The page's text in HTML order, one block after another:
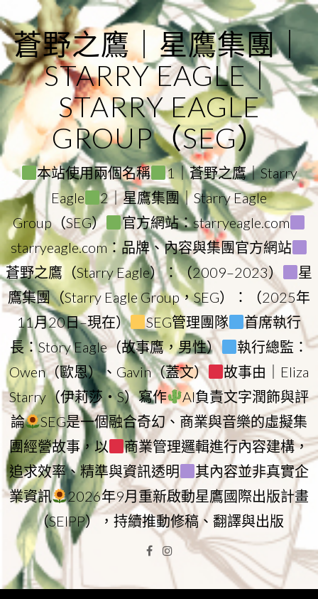
to
content
蒼野之鷹｜星鷹集團｜
STARRY EAGLE｜
STARRY EAGLE
GROUP（SEG）
本站使用兩個名稱
1｜蒼野之鷹｜Starry
Eagle
2｜星鷹集團｜Starry Eagle
Group（SEG）
官方網站：starryeagle.com
starryeagle.com：品牌、內容與集團官方網站
蒼野之鷹（Starry Eagle）：（2009–2023）
星
鷹集團（Starry Eagle Group，SEG）：（2025年
11月20日–現在）
SEG管理團隊
首席執行
長：Story Eagle（故事鷹，男性）
執行總監：
Owen（歐恩）、Gavin（蓋文）
故事由｜Eliza
Starry（伊莉莎・S）寫作
AI負責文字潤飾與評
論
SEG是一個融合奇幻、商業與音樂的虛擬集
團經營故事，以
商業管理邏輯進行內容建構，
追求效率、精準與資訊透明
其內容並非真實企
業資訊
2026年9月重新啟動星鷹國際出版計畫
（SEIPP），持續推動修稿、翻譯與出版
Facebook
Instagram